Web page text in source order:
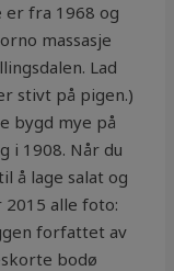
er fra 1968 og
massasje
Lad
stivt på pigen.)
bygd mye på
i 1908. Når du
å lage salat og
alle foto:
forfattet av
bodø